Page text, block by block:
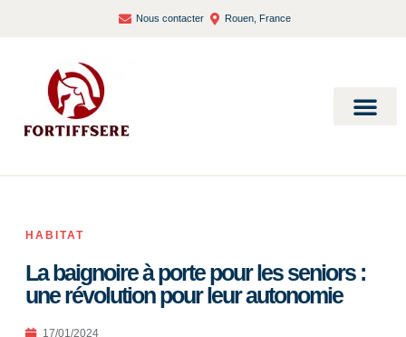
Nous contacter Rouen, France
HABITAT
La baignoire à porte pour les seniors :
une révolution pour leur autonomie
17/01/2024